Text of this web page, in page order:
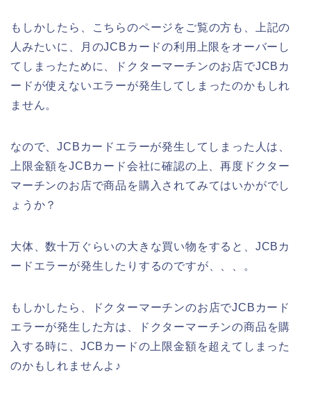
もしかしたら、こちらのページをご覧の方も、上記の
人みたいに、月のJCBカードの利用上限をオーバーし
てしまったために、ドクターマーチンのお店でJCBカ
ードが使えないエラーが発生してしまったのかもしれ
ません。
なので、JCBカードエラーが発生してしまった人は、
上限金額をJCBカード会社に確認の上、再度ドクター
マーチンのお店で商品を購入されてみてはいかがでし
ょうか？
大体、数十万ぐらいの大きな買い物をすると、JCBカ
ードエラーが発生したりするのですが、、、。
もしかしたら、ドクターマーチンのお店でJCBカード
エラーが発生した方は、ドクターマーチンの商品を購
入する時に、JCBカードの上限金額を超えてしまった
のかもしれませんよ♪